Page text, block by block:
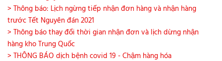
> Thông báo: Lịch ngừng tiếp nhận đơn hàng và nhận hàng
trước Tết Nguyên đán 2021
> Thông báo thay đổi thời gian nhận đơn và lịch dừng nhận
hàng kho Trung Quốc
> THÔNG BÁO dịch bệnh covid 19 - Chậm hàng hóa